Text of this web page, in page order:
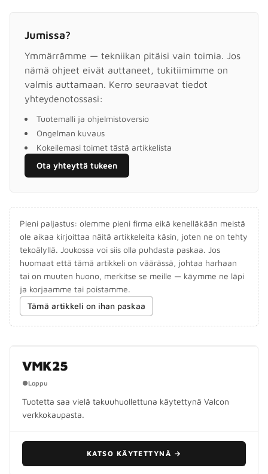
Jumissa?
Ymmärrämme — tekniikan pitäisi vain toimia. Jos
nämä ohjeet eivät auttaneet, tukitiimimme on
valmis auttamaan. Kerro seuraavat tiedot
yhteydenotossasi:
Tuotemalli ja ohjelmistoversio
Ongelman kuvaus
Kokeilemasi toimet tästä artikkelista
Ota yhteyttä tukeen
Pieni paljastus: olemme pieni firma eikä kenelläkään meistä
ole aikaa kirjoittaa näitä artikkeleita käsin, joten ne on tehty
tekoälyllä. Joukossa voi siis olla puhdasta paskaa. Jos
huomaat että tämä artikkeli on väärässä, johtaa harhaan
tai on muuten huono, merkitse se meille — käymme ne läpi
ja korjaamme tai poistamme.
Tämä artikkeli on ihan paskaa
VMK25
●Loppu
Tuotetta saa vielä takuuhuollettuna käytettynä Valcon
verkkokaupasta.
KATSO KÄYTETTYNÄ →